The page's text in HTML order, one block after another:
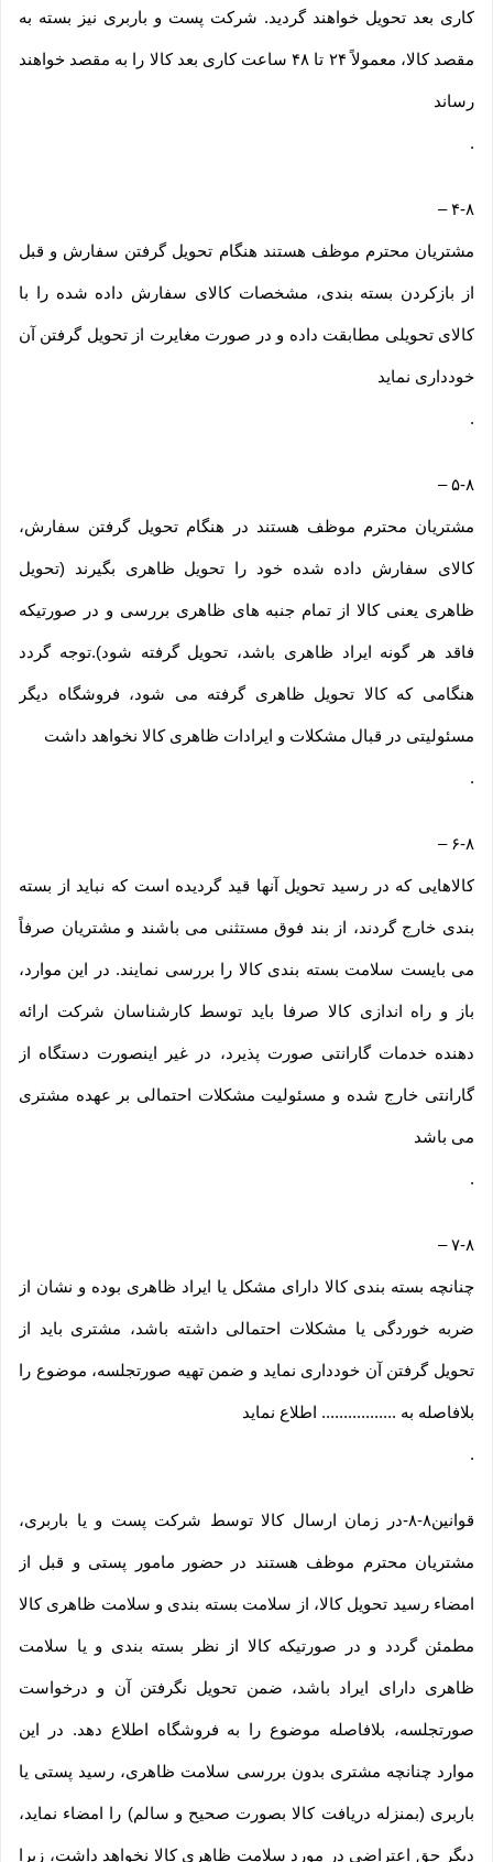
کاری بعد تحویل خواهند گردید. شرکت پست و باربری نیز بسته به
مقصد کالا، معمولاً ۲۴ تا ۴۸ ساعت کاری بعد کالا را به مقصد خواهند
رساند
.
۴-۸–
مشتریان محترم موظف هستند هنگام تحویل گرفتن سفارش و قبل
از بازکردن بسته بندی، مشخصات کالای سفارش داده شده را با
کالای تحویلی مطابقت داده و در صورت مغایرت از تحویل گرفتن آن
خودداری نماید
.
۵-۸–
مشتریان محترم موظف هستند در هنگام تحویل گرفتن سفارش،
کالای سفارش داده شده خود را تحویل ظاهری بگیرند (تحویل
ظاهری یعنی کالا از تمام جنبه های ظاهری بررسی و در صورتیکه
فاقد هر گونه ایراد ظاهری باشد، تحویل گرفته شود).توجه گردد
هنگامی که کالا تحویل ظاهری گرفته می شود، فروشگاه دیگر
مسئولیتی در قبال مشکلات و ایرادات ظاهری کالا نخواهد داشت
.
۶-۸ –
کالاهایی که در رسید تحویل آنها قید گردیده است که نباید از بسته
بندی خارج گردند، از بند فوق مستثنی می باشند و مشتریان صرفاً
می بایست سلامت بسته بندی کالا را بررسی نمایند. در این موارد،
باز و راه اندازی کالا صرفا باید توسط کارشناسان شرکت ارائه
دهنده خدمات گارانتی صورت پذیرد، در غیر اینصورت دستگاه از
گارانتی خارج شده و مسئولیت مشکلات احتمالی بر عهده مشتری
می باشد
.
۷-۸–
چنانچه بسته بندی کالا دارای مشکل یا ایراد ظاهری بوده و نشان از
ضربه خوردگی یا مشکلات احتمالی داشته باشد، مشتری باید از
تحویل گرفتن آن خودداری نماید و ضمن تهیه صورتجلسه، موضوع را
بلافاصله به ................. اطلاع نماید
.
قوانین۸-۸-در زمان ارسال کالا توسط شرکت پست و یا باربری،
مشتریان محترم موظف هستند در حضور مامور پستی و قبل از
امضاء رسید تحویل کالا، از سلامت بسته بندی و سلامت ظاهری کالا
مطمئن گردد و در صورتیکه کالا از نظر بسته بندی و یا سلامت
ظاهری دارای ایراد باشد، ضمن تحویل نگرفتن آن و درخواست
صورتجلسه، بلافاصله موضوع را به فروشگاه اطلاع دهد. در این
موارد چنانچه مشتری بدون بررسی سلامت ظاهری، رسید پستی یا
باربری (بمنزله دریافت کالا بصورت صحیح و سالم) را امضاء نماید،
دیگر حق اعتراضی در مورد سلامت ظاهری کالا نخواهد داشت، زیرا